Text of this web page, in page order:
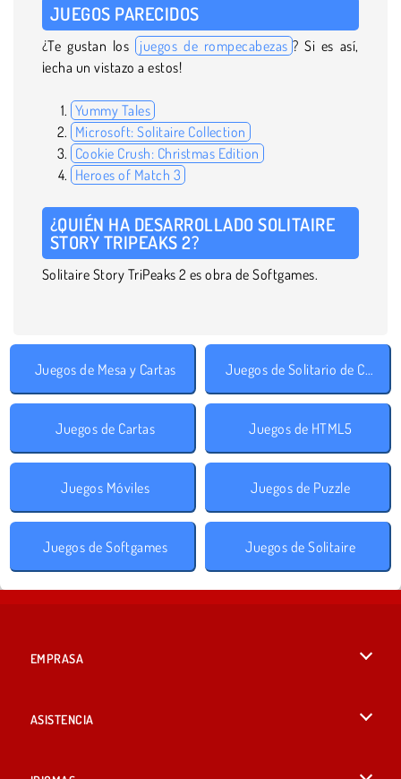
JUEGOS PARECIDOS
¿Te gustan los juegos de rompecabezas ? Si es así,
¡echa un vistazo a estos!
Yummy Tales
Microsoft: Solitaire Collection
Cookie Crush: Christmas Edition
Heroes of Match 3
¿QUIÉN HA DESARROLLADO SOLITAIRE
STORY TRIPEAKS 2?
Solitaire Story TriPeaks 2 es obra de Softgames.
Juegos de Mesa y Cartas Juegos de Solitario de Cartas
Juegos de Cartas Juegos de HTML5
Juegos Móviles Juegos de Puzzle
Juegos de Softgames Juegos de Solitaire
EMPRASA
ASISTENCIA